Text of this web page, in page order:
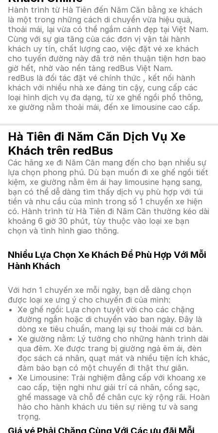
Hành trình từ Hà Tiên đến Năm Căn bằng xe khách
là một trong những cách di chuyển vừa hiệu quả,
thoải mái, lại vừa có thể ngắm cảnh đẹp tại Việt Nam.
Cùng với sự gia tăng của các đơn vị vận tải hành
khách uy tín, chất lượng cao, việc đặt vé xe khách
cho tuyến đường này đã trở nên thuận tiện hơn bao
giờ hết, nhờ vào nền tảng redBus Việt Nam.
redBus là đối tác đặt vé chính thức , kết nối hành
khách với nhiều nhà xe đáng tin cậy, cung cấp các
loại hình dịch vụ đa dạng, từ xe ghế ngồi phổ thông,
xe giường nằm thoải mái, đến xe limousine cao cấp.
Hà Tiên đi Năm Căn Dịch Vụ Xe
Khách trên redBus
Các hãng xe đi Năm Căn mang đến cho bạn nhiều sự
lựa chọn phong phú. Dù bạn muốn đi xe ghế ngồi tiết
kiệm, xe giường nằm êm ái hay limousine hạng sang,
bạn có thể dễ dàng tìm thấy dịch vụ phù hợp với túi
tiền và nhu cầu của mình trong số 1 chuyến xe hiện
có. Hành trình từ Hà Tiên đi Năm Căn thường kéo dài
khoảng 6 giờ 30 phút, tùy thuộc vào loại xe bạn
chọn và tình hình giao thông.
Nhiều Lựa Chọn Xe Khách Để Phù Hợp Với Mỗi
Hành Khách
Với hơn 1 chuyến xe mỗi ngày, bạn dễ dàng chọn
được loại xe ưng ý cho chuyến đi của mình:
Xe ghế ngồi: Lựa chọn tuyệt vời cho các chặng
đường ngắn hoặc di chuyển vào ban ngày. Đây là
dòng xe tiêu chuẩn, mang lại sự thoải mái cơ bản.
Xe giường nằm: Lý tưởng cho những hành trình dài
qua đêm. Xe được trang bị giường ngả êm ái, đèn
đọc sách cá nhân, quạt mát và nhiều tiện ích khác,
đảm bảo bạn có một chuyến đi thật thư giãn.
Xe Limousine: Trải nghiệm đẳng cấp với khoang xe
cao cấp, tiện nghi như giải trí cá nhân, cổng sạc,
ghế massage và chỗ để chân cực kỳ rộng rãi. Hoàn
hảo cho hành khách ưu tiên sự riêng tư và sang
trọng.